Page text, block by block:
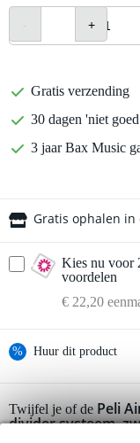
Gratis verzending
30 dagen 'niet
3 jaar Bax Music
Gratis ophalen in
Kies nu voor
voordelen
€ 22,20
% Huur dit product
Huur dit product
Huur meerdere
Twijfel je of dePeli
divider systeem,